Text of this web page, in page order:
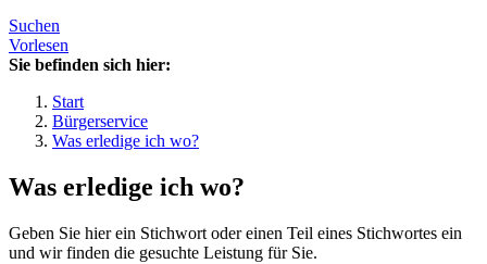
Suchen
Vorlesen
Sie befinden sich hier:
Start
Bürgerservice
Was erledige ich wo?
Was erledige ich wo?
Geben Sie hier ein Stichwort oder einen Teil eines Stichwortes ein
und wir finden die gesuchte Leistung für Sie.